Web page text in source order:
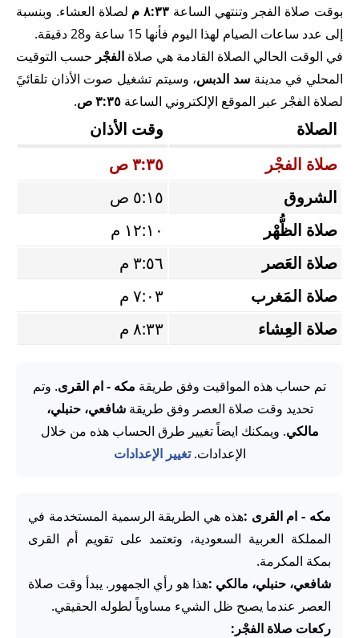
بوقت صلاة الفجر وتنتهي الساعة ٨:٣٣ م
لصلاة العشاء. وبنسبة
إلى عدد ساعات الصيام لهذا اليوم فأنها 15 ساعة و28 دقيقة.
في الوقت الحالي الصلاة القادمة هي صلاة الفجْر حسب التوقيت
المحلي في مدينة سد الدبس، وسيتم تشغيل صوت الأذان تلقائيً
لصلاة الفجْر عبر الموقع الإلكتروني الساعة ٣:٣٥ ص .
الصلاة
وقت الأذان
صلاة الفجْر
٣:٣٥ ص
الشروق
٥:١٥ ص
صلاة الظُّهْر
١٢:١٠ م
صلاة العَصر
٣:٥٦ م
صلاة المَغرب
٧:٠٣ م
صلاة العِشاء
٨:٣٣ م
تم حساب هذه المواقيت وفق طريقة مكه - ام القرى. وتم
تحديد وقت صلاة العصر وفق طريقةشافعي، حنبلي،
مالكي. ويمكنك ايضاً تغيير طرق الحساب هذه من خلال
الإعدادات.تغيير الإعدادات
مكه - ام القرى :هذه هي الطريقة الرسمية المستخدمة في
المملكة العربية السعودية، وتعتمد على تقويم أم القرى
بمكة المكرمة.
شافعي، حنبلي، مالكي :هذا هو رأي الجمهور. يبدأ وقت صلاة
العصر عندما يصبح ظل الشيء مساوياً لطوله الحقيقي.
ركعات صلاة الفجْر: